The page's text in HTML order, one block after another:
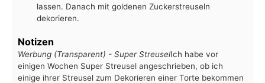
lassen. Danach mit goldenen Zuckerstreuseln
dekorieren.
Notizen
Werbung (Transparent) - Super StreuselIch habe vor
einigen Wochen Super Streusel angeschrieben, ob ich
einige ihrer Streusel zum Dekorieren einer Torte bekommen